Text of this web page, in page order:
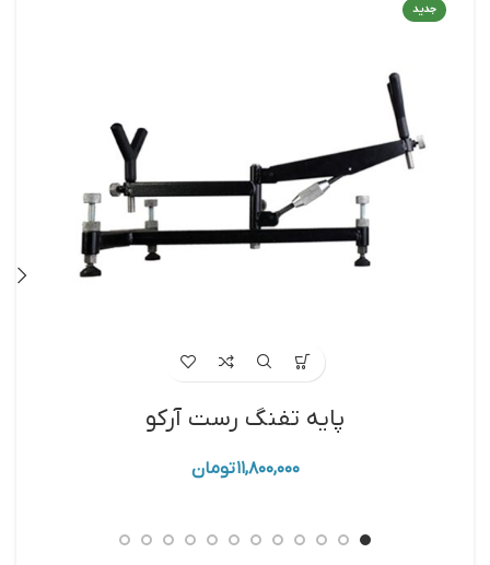
جدید
پایه تفنگ رست آرکو
۱۱,۸۰۰,۰۰۰تومان